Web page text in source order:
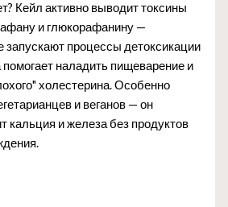
Кейл активно выводит токсины
и глюкорафанину —
запускают процессы детоксикации
помогает наладить пищеварение и
холестерина. Особенно
и веганов — он
кальция и железа без продуктов